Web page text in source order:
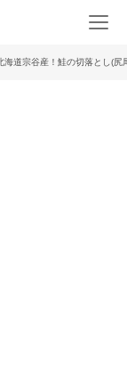
海道宗谷産！鮭の切落とし(